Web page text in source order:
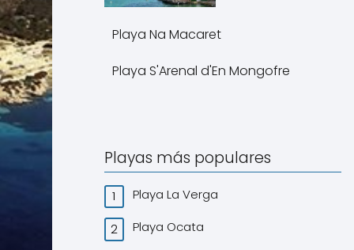
Playa Na Macaret
Playa S'Arenal d'En Mongofre
Playas más populares
Playa La Verga
Playa Ocata